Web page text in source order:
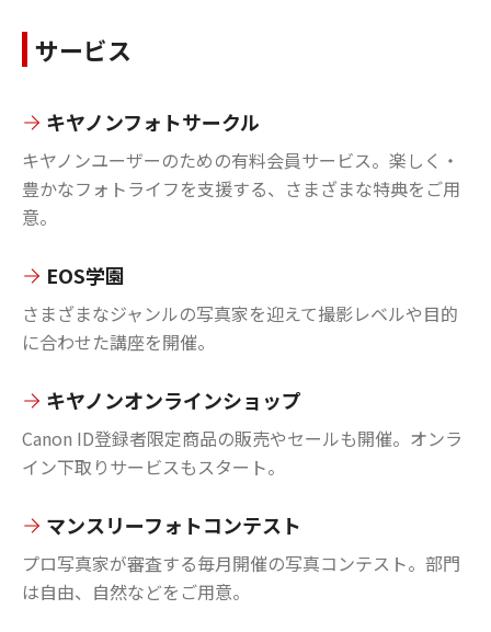
サービス
キヤノンフォトサークル
キヤノンユーザーのための有料会員サービス。楽しく・
豊かなフォトライフを支援する、さまざまな特典をご用
意。
EOS学園
さまざまなジャンルの写真家を迎えて撮影レベルや目的
に合わせた講座を開催。
キヤノンオンラインショップ
Canon ID登録者限定商品の販売やセールも開催。オンラ
イン下取りサービスもスタート。
マンスリーフォトコンテスト
プロ写真家が審査する毎月開催の写真コンテスト。部門
は自由、自然などをご用意。